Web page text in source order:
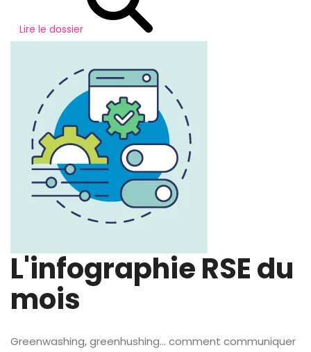
Lire le dossier
L'infographie RSE du
mois
Greenwashing, greenhushing… comment communiquer